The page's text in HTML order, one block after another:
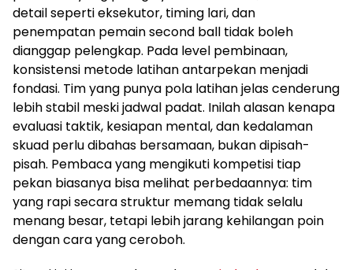
detail seperti eksekutor, timing lari, dan
penempatan pemain second ball tidak boleh
dianggap pelengkap. Pada level pembinaan,
konsistensi metode latihan antarpekan menjadi
fondasi. Tim yang punya pola latihan jelas cenderung
lebih stabil meski jadwal padat. Inilah alasan kenapa
evaluasi taktik, kesiapan mental, dan kedalaman
skuad perlu dibahas bersamaan, bukan dipisah-
pisah. Pembaca yang mengikuti kompetisi tiap
pekan biasanya bisa melihat perbedaannya: tim
yang rapi secara struktur memang tidak selalu
menang besar, tetapi lebih jarang kehilangan poin
dengan cara yang ceroboh.